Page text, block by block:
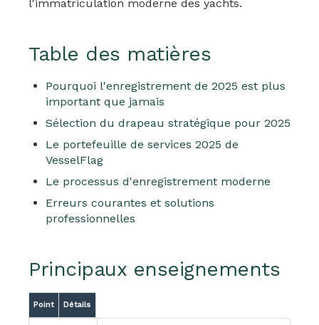
l'immatriculation moderne des yachts.
Table des matières
Pourquoi l'enregistrement de 2025 est plus
important que jamais
Sélection du drapeau stratégique pour 2025
Le portefeuille de services 2025 de
VesselFlag
Le processus d'enregistrement moderne
Erreurs courantes et solutions
professionnelles
Principaux enseignements
Point Détails